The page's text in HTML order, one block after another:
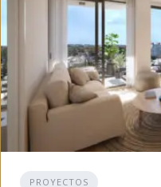
PROYECTOS